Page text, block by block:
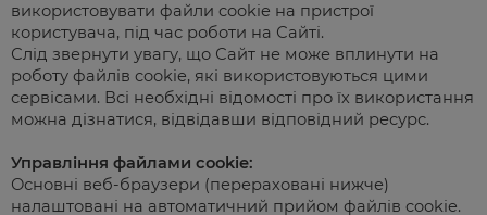
використовувати файли cookie на пристрої
користувача, під час роботи на Сайті.
Слід звернути увагу, що Сайт не може вплинути на
роботу файлів cookie, які використовуються цими
сервісами. Всі необхідні відомості про їх використання
можна дізнатися, відвідавши відповідний ресурс.
Управління файлами cookie:
Основні веб-браузери (перераховані нижче)
налаштовані на автоматичний прийом файлів cookie.